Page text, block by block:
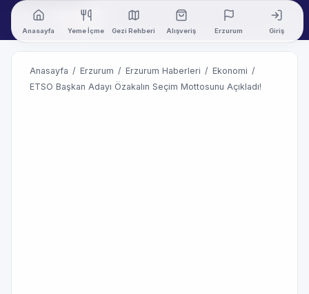
Anasayfa Yeme İçme Gezi Rehberi Alışveriş Erzurum Giriş
Anasayfa / Erzurum / Erzurum Haberleri / Ekonomi /
ETSO Başkan Adayı Özakalın Seçim Mottosunu Açıkladı!